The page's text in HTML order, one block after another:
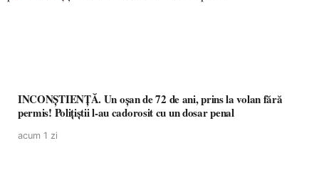
INCONȘTIENȚĂ. Un oșan de 72 de ani, prins la volan fără
permis! Polițiștii l-au cadorosit cu un dosar penal
acum 1 zi